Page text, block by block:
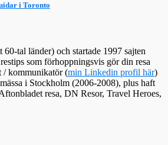
i Toronto
60-tal länder) och startade 1997 sajten
som förhoppningsvis gör din resa
/ kommunikatör (min Linkedin profil här)
i Stockholm (2006-2008), plus haft
resa, DN Resor, Travel Heroes,